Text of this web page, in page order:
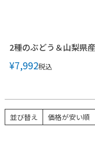
2種のぶどう＆山梨県
¥7,992税込
並び替え 価格が安い順